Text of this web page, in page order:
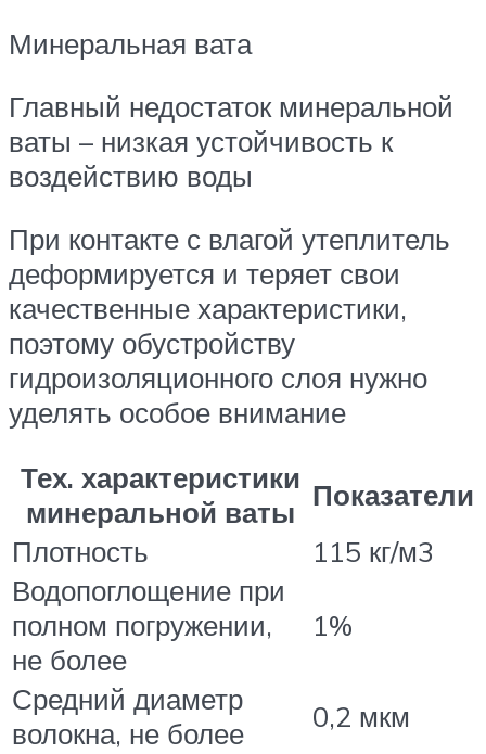
Минеральная вата
Главный недостаток минеральной
ваты – низкая устойчивость к
воздействию воды
При контакте с влагой утеплитель
деформируется и теряет свои
качественные характеристики,
поэтому обустройству
гидроизоляционного слоя нужно
уделять особое внимание
Тех. характеристики
минеральной ваты Показатели
Плотность
115 кг/м3
Водопоглощение при
полном погружении,
не более
1%
Средний диаметр
волокна, не более
0,2 мкм